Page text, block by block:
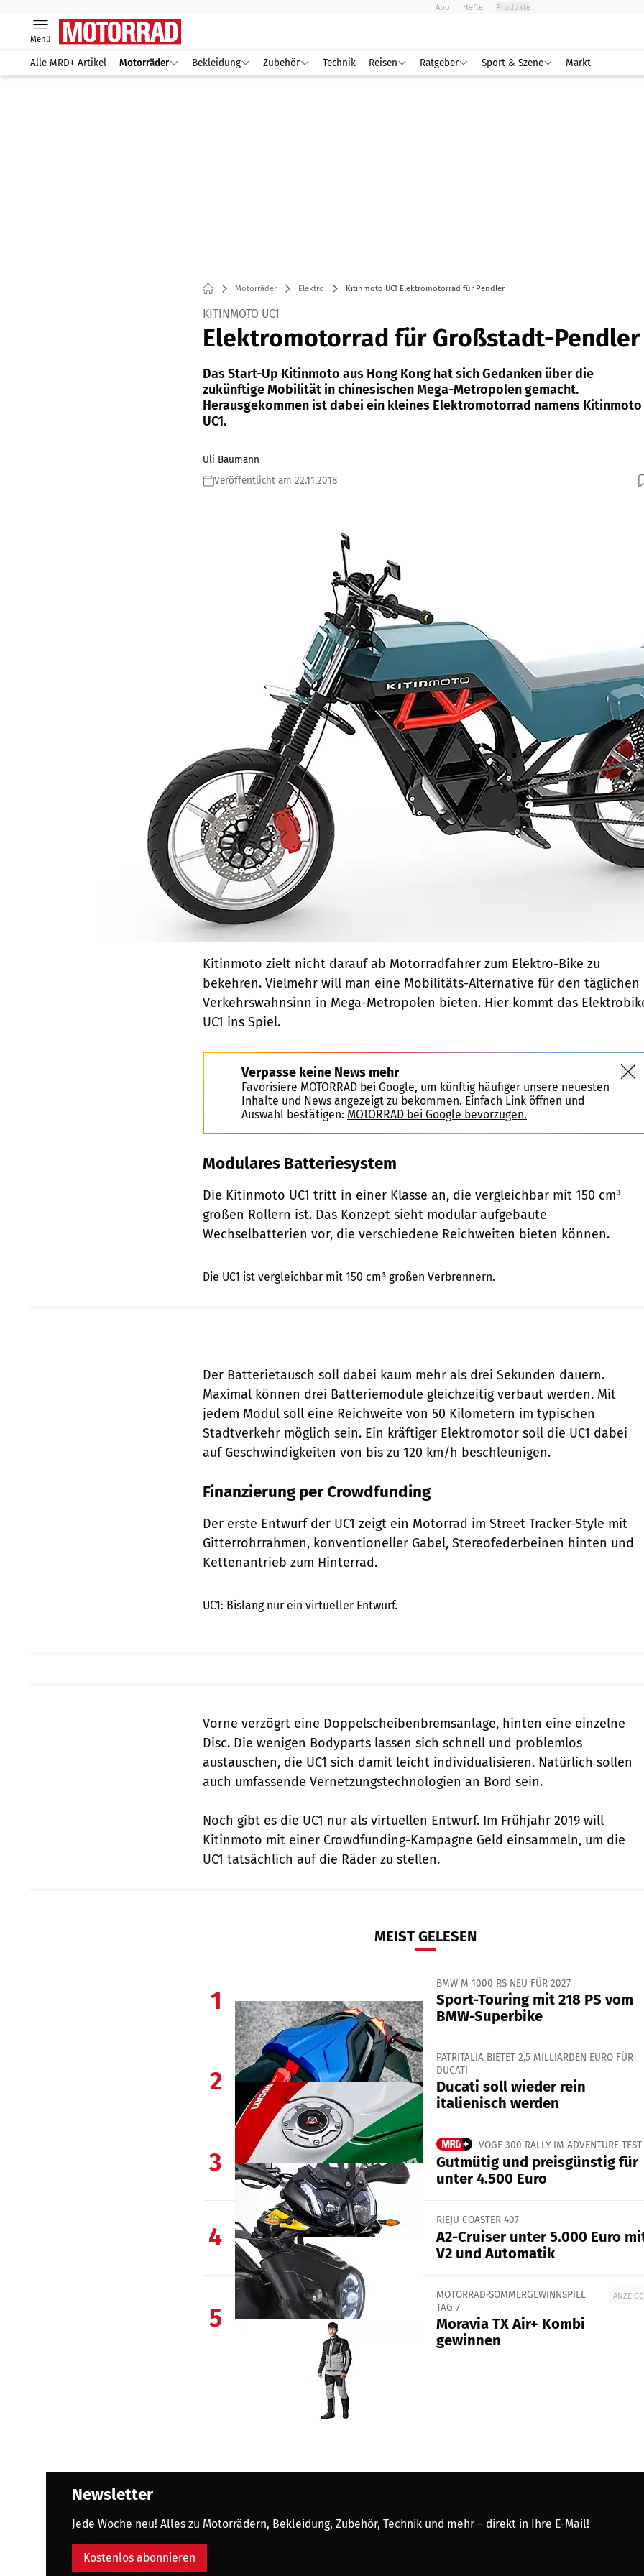
Abo Hefte Produkte
Menü
Alle MRD+ Artikel Motorräder Bekleidung Zubehör Technik Reisen Ratgeber Sport & Szene Markt
Motorräder Elektro Kitinmoto UC1 Elektromotorrad für Pendler
KITINMOTO UC1
Elektromotorrad für Großstadt-Pendler
Das Start-Up Kitinmoto aus Hong Kong hat sich Gedanken über die
zukünftige Mobilität in chinesischen Mega-Metropolen gemacht.
Herausgekommen ist dabei ein kleines Elektromotorrad namens Kitinmoto
UC1.
Uli Baumann
Veröffentlicht am 22.11.2018
Kitinmoto zielt nicht darauf ab Motorradfahrer zum Elektro-Bike zu
bekehren. Vielmehr will man eine Mobilitäts-Alternative für den täglichen
Verkehrswahnsinn in Mega-Metropolen bieten. Hier kommt das
UC1 ins Spiel.
Verpasse keine News mehr
Favorisiere MOTORRAD bei Google, um künftig häufiger unsere neuesten
Inhalte und News angezeigt zu bekommen. Einfach Link öffnen und
Auswahl bestätigen: MOTORRAD bei Google bevorzugen.
Modulares Batteriesystem
Die Kitinmoto UC1 tritt in einer Klasse an, die vergleichbar mit 150 cm³
großen Rollern ist. Das Konzept sieht modular aufgebaute
Wechselbatterien vor, die verschiedene Reichweiten bieten können.
Die UC1 ist vergleichbar mit 150 cm³ großen Verbrennern.
Der Batterietausch soll dabei kaum mehr als drei Sekunden dauern.
Maximal können drei Batteriemodule gleichzeitig verbaut werden. Mit
jedem Modul soll eine Reichweite von 50 Kilometern im typischen
Stadtverkehr möglich sein. Ein kräftiger Elektromotor soll die UC1 dabei
auf Geschwindigkeiten von bis zu 120 km/h beschleunigen.
Finanzierung per Crowdfunding
Der erste Entwurf der UC1 zeigt ein Motorrad im Street Tracker-Style mit
Gitterrohrrahmen, konventioneller Gabel, Stereofederbeinen hinten und
Kettenantrieb zum Hinterrad.
UC1: Bislang nur ein virtueller Entwurf.
Vorne verzögrt eine Doppelscheibenbremsanlage, hinten eine einzelne
Disc. Die wenigen Bodyparts lassen sich schnell und problemlos
austauschen, die UC1 sich damit leicht individualisieren. Natürlich sollen
auch umfassende Vernetzungstechnologien an Bord sein.
Noch gibt es die UC1 nur als virtuellen Entwurf. Im Frühjahr 2019 will
Kitinmoto mit einer Crowdfunding-Kampagne Geld einsammeln, um die
UC1 tatsächlich auf die Räder zu stellen.
MEIST GELESEN
1
BMW M 1000 RS NEU FÜR 2027
Sport-Touring mit 218 PS vom
BMW-Superbike
2
PATRITALIA BIETET 2,5 MILLIARDEN EURO FÜR
DUCATI
Ducati soll wieder rein
italienisch werden
3
VOGE 300 RALLY IM ADVENTURE-TEST
Gutmütig und preisgünstig für
unter 4.500 Euro
4
RIEJU COASTER 407
A2-Cruiser unter 5.000 Euro
V2 und Automatik
5
ANZEIGE
MOTORRAD-SOMMERGEWINNSPIEL
TAG 7
Moravia TX Air+ Kombi
gewinnen
Newsletter
Jede Woche neu! Alles zu Motorrädern, Bekleidung, Zubehör, Technik und mehr – direkt in Ihre E-Mail!
Kostenlos abonnieren